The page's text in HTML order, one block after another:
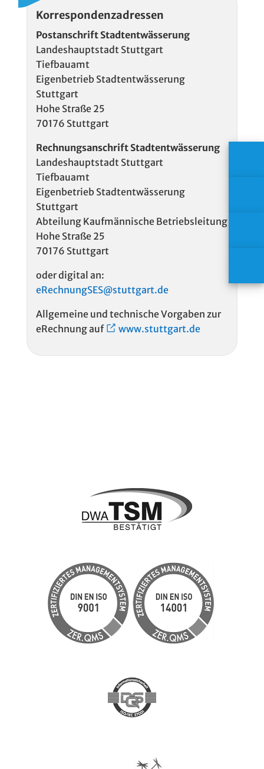
Korrespondenzadressen
Postanschrift Stadtentwässerung
Landeshauptstadt Stuttgart
Tiefbauamt
Eigenbetrieb Stadtentwässerung
Stuttgart
Hohe Straße 25
70176 Stuttgart
Rechnungsanschrift Stadtentwässerung
Landeshauptstadt Stuttgart
Tiefbauamt
Eigenbetrieb Stadtentwässerung
Stuttgart
Abteilung Kaufmännische Betriebsleitung
Hohe Straße 25
70176 Stuttgart
oder digital an:
eRechnungSES@stuttgart.de
Allgemeine und technische Vorgaben zur
eRechnung auf
www.stuttgart.de